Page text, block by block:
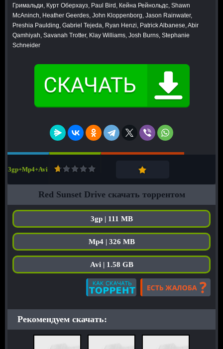
Гримальди, Курт Оберхауз, Paul Bird, Кейна Рейнольдс, Shawn
McAninch, Heather Geerdes, John Kloppenborg, Jason Rainwater,
Preshia Paulding, Gabriel Tejeda, Ryan Henzi, Patrick Albanese, Abir
Qamhiyah, Savanah Trotter, Klay Williams, Josh Burns, Stephanie
Schneider
3gp+Mp4+Avi
Red Sunset Drive скачать торрентом
3gp | 111 MB
Mp4 | 326 MB
Avi | 1.58 GB
Рекомендуем скачать: